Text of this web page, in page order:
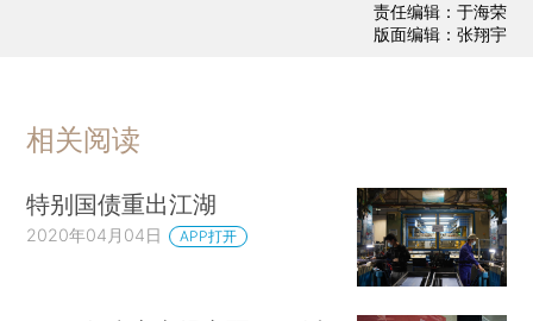
责任编辑：于海荣
版面编辑：张翔宇
相关阅读
特别国债重出江湖
2020年04月04日 APP打开